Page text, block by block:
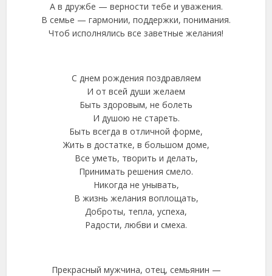
А в дружбе — верности тебе и уважения.
В семье — гармонии, поддержки, понимания.
Чтоб исполнялись все заветные желания!
С днем рождения поздравляем
И от всей души желаем
Быть здоровым, не болеть
И душою не стареть.
Быть всегда в отличной форме,
Жить в достатке, в большом доме,
Все уметь, творить и делать,
Принимать решения смело.
Никогда не унывать,
В жизнь желания воплощать,
Доброты, тепла, успеха,
Радости, любви и смеха.
Прекрасный мужчина, отец, семьянин —